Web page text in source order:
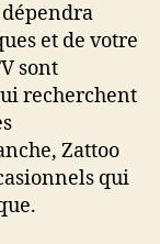
dépendra
et de votre
sont
recherchent
Zattoo
qui